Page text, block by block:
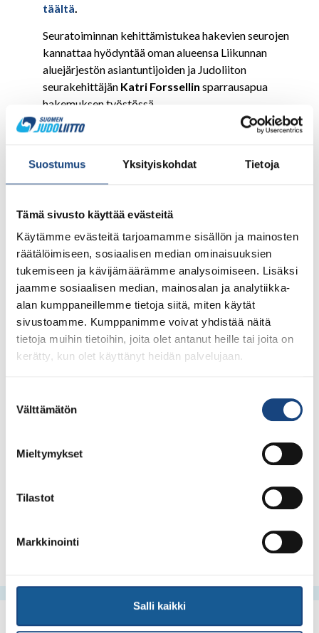
Suostumus Yksityiskohdat Tietoja
Tämä sivusto käyttää evästeitä
Käytämme evästeitä tarjoamamme sisällön ja mainosten
räätälöimiseen, sosiaalisen median ominaisuuksien
tukemiseen ja kävijämäärämme analysoimiseen. Lisäksi
jaamme sosiaalisen median, mainosalan ja analytiikka-
alan kumppaneillemme tietoja siitä, miten käytät
sivustoamme. Kumppanimme voivat yhdistää näitä
tietoja muihin tietoihin, joita olet antanut heille tai joita on
kerätty, kun olet käyttänyt heidän palvelujaan.
valinta
Välttämätön
Mieltymykset
Tilastot
Markkinointi
Salli kaikki
täältä.
Seuratoiminnan kehittämistukea hakevien seurojen
kannattaa hyödyntää oman alueensa Liikunnan
aluejärjestön asiantuntijoiden ja Judoliiton
seurakehittäjän Katri Forssellin sparrausapua
hakemuksen työstössä.
Liikunnan aluejärjestöt järjestävät Teamsilla
hakemista miettii, on syytä osallistua. Infojen
ajankohdat löytyvät
hakuprosessista tai yleisesti seuratuesta.
Marraskuussa on vielä muutamalla alueella seuratuki-
infoja, joihin voi osallistua.
Infoissa käsitellään mm. seuraavia asioita:
Hankkeen tavoitteet
Millainen on hyvä hanke?
Hyväksyttävät hankekulut
Hankehakemusten käsittelyprosessi
Katriin: